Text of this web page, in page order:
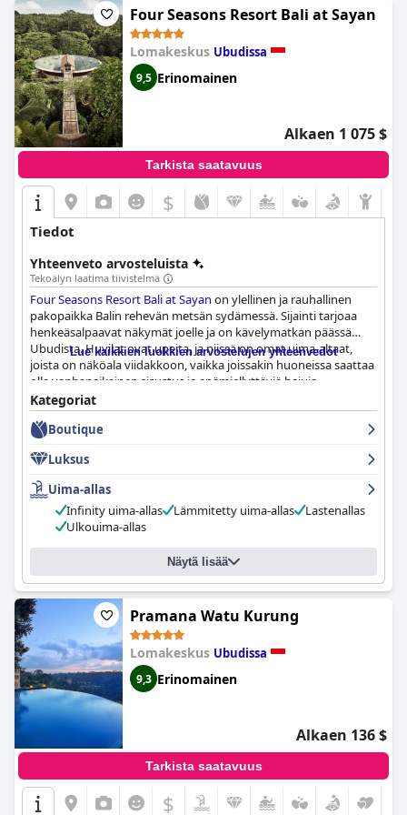
poikkeuksellisen ja aidon balilaisen kokemuksen. Se on
unenomainen ja romanttinen kohde, joka on täydellinen
pariskunnille, jotka juhlivat häämatkaansa tai vuosipäiväänsä.
Kaiken kaikkiaan vieraat suosittelevat Ubud Village Resort & Spa
-lomakeskusta erittäin lämpimästi sen poikkeuksellisen
palvelun, kauniin sijainnin ja ylellisten mukavuuksien vuoksi.
Four Seasons Resort Bali at Sayan
Lomakeskus Ubudissa
9,5 Erinomainen
Alkaen 1 075 $
Tarkista saatavuus
$
Tiedot
Yhteenveto arvosteluista
Tekoälyn laatima tiivistelmä
Four Seasons Resort Bali at Sayan on ylellinen ja rauhallinen
pakopaikka Balin rehevän metsän sydämessä. Sijainti tarjoaa
henkeäsalpaavat näkymät joelle ja on kävelymatkan päässä
Ubudista. Huvilat ovat upeita, ja niissä on omat uima-altaat,
joista on näköala viidakkoon, vaikka joissakin huoneissa saattaa
olla vanhanaikainen sisustus ja epämiellyttäviä hajuja.
Henkilökunta on poikkeuksellista, ystävällistä ja avuliasta,
erityismaininta lastenkerhon henkilökunnalle ja hotellin
johtajalle. Lomakeskuksen alue ja huoneet ovat moitteettomia,
niille, jotka haluavat yhdistää rentoutumisen ja
tutkimusmatkailun. Kaiken kaikkiaan
at Sayantarjoaa ylelliset puitteet idyllisessä luonnon pyhäkössä
taianomaiselle oleskelulle.
Lue kaikkien luokkien arvostelujen yhteenvedot
Kategoriat
Boutique
Luksus
Uima-allas
Infinity uima-allas
Lämmitetty uima-allas
Lastenallas
Ulkouima-allas
Näytä lisää
Pramana Watu Kurung
Lomakeskus Ubudissa
9,3 Erinomainen
Alkaen 136 $
Tarkista saatavuus
$